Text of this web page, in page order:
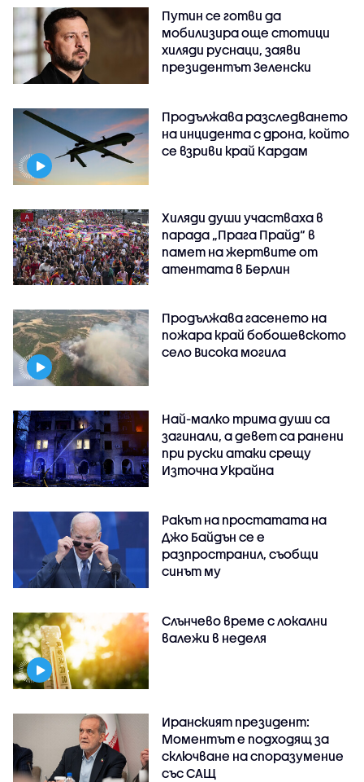
Путин се готви да
мобилизира още стотици
хиляди руснаци, заяви
президентът Зеленски
Продължава разследването
на инцидента с дрона, който
се взриви край Кардам
Хиляди души участваха в
парада „Прага Прайд“ в
памет на жертвите от
атентата в Берлин
Продължава гасенето на
пожара край бобошевското
село Висока могила
Най-малко трима души са
загинали, а девет са ранени
при руски атаки срещу
Източна Украйна
Ракът на простатата на
Джо Байдън се е
разпространил, съобщи
синът му
Слънчево време с локални
валежи в неделя
Иранският президент:
Моментът е подходящ за
сключване на споразумение
със САЩ